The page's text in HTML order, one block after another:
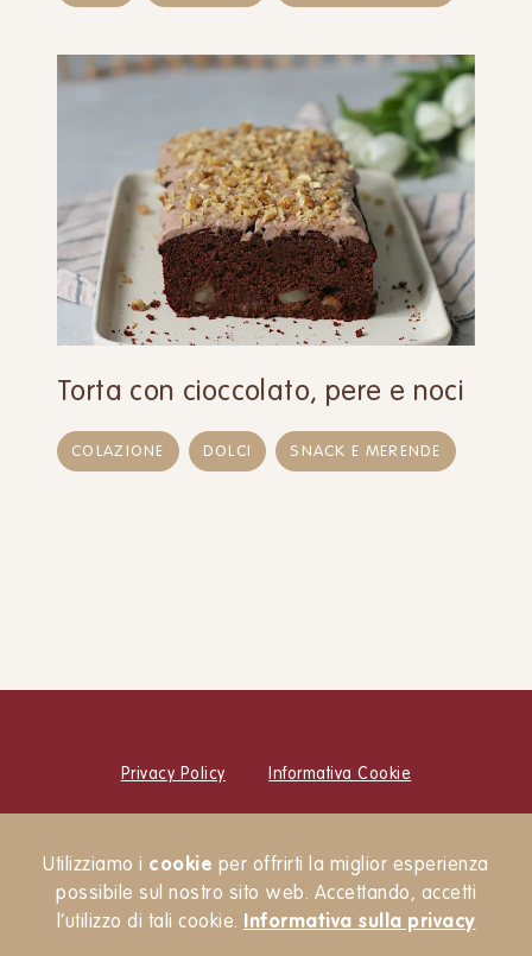
Utilizziamo i cookie per offrirti la miglior esperienza
possibile sul nostro sito web. Accettando, accetti
l’utilizzo di tali cookie. Informativa sulla privacy
Torta con cioccolato, pere e noci
COLAZIONE DOLCI SNACK E MERENDE
Privacy Policy Informativa Cookie
Newsletter